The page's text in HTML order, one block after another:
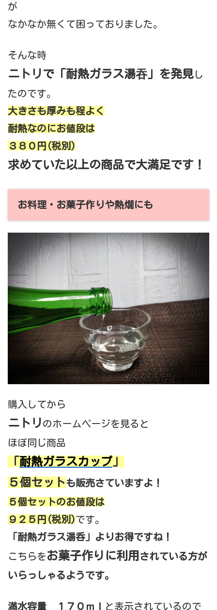
が
なかなか無くて困っておりました。
そんな時
ニトリで「耐熱ガラス湯吞」を発見 し
たのです。
大きさも厚みも程よく
耐熱なのにお値段は
３８０円(税別)
求めていた以上の商品で大満足です！
お料理・お菓子作りや熱燗にも
購入してから
ニトリ のホームページを見ると
ほぼ同じ商品
耐熱ガラスカップ
５個セットも販売さていますよ！
５個セットのお値段は
９２５円(税別)です。
「耐熱ガラス湯呑」よりお得ですね！
こちらを お菓子作りに利用 されている方が
いらっしゃるようです。
満水容量 １７０ｍｌ と表示されているので